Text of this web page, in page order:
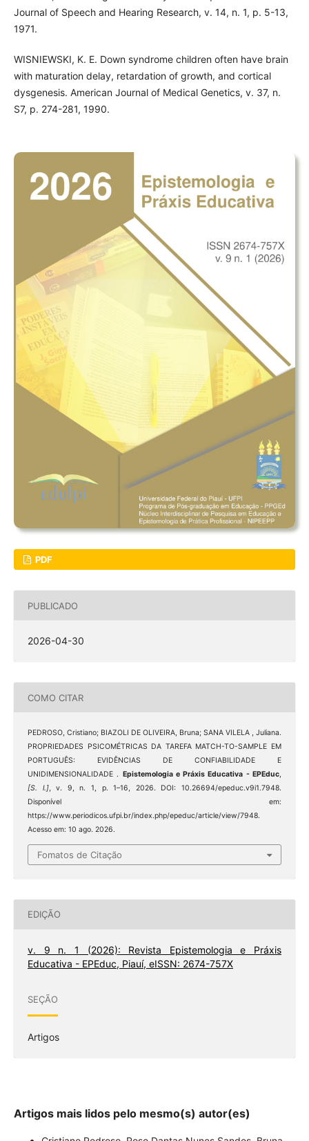
Journal of Speech and Hearing Research, v. 14, n. 1, p. 5-13,
1971.
WISNIEWSKI, K. E. Down syndrome children often have brain
with maturation delay, retardation of growth, and cortical
dysgenesis. American Journal of Medical Genetics, v. 37, n.
S7, p. 274-281, 1990.
PDF
PUBLICADO
2026-04-30
COMO CITAR
PEDROSO, Cristiano; BIAZOLI DE OLIVEIRA, Bruna; SANA VILELA , Juliana.
PROPRIEDADES PSICOMÉTRICAS DA TAREFA MATCH-TO-SAMPLE EM
PORTUGUÊS: EVIDÊNCIAS DE CONFIABILIDADE E
UNIDIMENSIONALIDADE . Epistemologia e Práxis Educativa - EPEduc,
[S. l.], v. 9, n. 1, p. 1–16, 2026. DOI: 10.26694/epeduc.v9i1.7948.
Disponível em:
https://www.periodicos.ufpi.br/index.php/epeduc/article/view/7948.
Acesso em: 10 ago. 2026.
Fomatos de Citação
EDIÇÃO
v. 9 n. 1 (2026): Revista Epistemologia e Práxis
Educativa - EPEduc, Piauí, eISSN: 2674-757X
SEÇÃO
Artigos
Artigos mais lidos pelo mesmo(s) autor(es)